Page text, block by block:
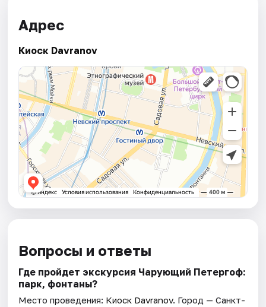
Адрес
Киоск Davranov
Вопросы и ответы
Где пройдет экскурсия Чарующий Петергоф:
парк, фонтаны?
Место проведения: Киоск Davranov. Город — Санкт-